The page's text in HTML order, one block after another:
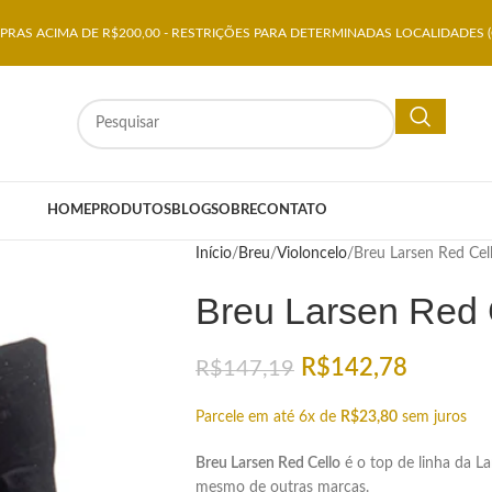
ACIMA DE R$200,00 - RESTRIÇÕES PARA DETERMINADAS LOCALIDADES
HOMEPRODUTOSBLOGSOBRECONTATO
Início Breu Violoncelo Breu Larsen Red
Breu Larsen Red
R$147,19 R$142,78
Parcele em até 6x de R$23,80 sem juros
Breu Larsen Red Celloé o top de linha da
mesmo de outras marcas.